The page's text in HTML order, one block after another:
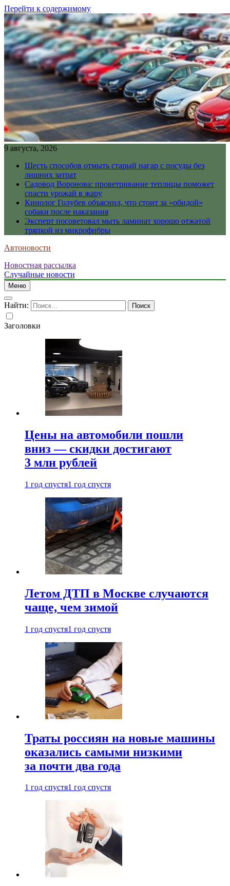
Перейти к содержимому
9 августа, 2026
Шесть способов отмыть старый нагар с посуды без
лишних затрат
Садовод Воронова: проветривание теплицы поможет
спасти урожай в жару
Кинолог Голубев объяснил, что стоит за «обидой»
собаки после наказания
Эксперт посоветовал мыть ламинат хорошо отжатой
тряпкой из микрофибры
Автоновости
Новостная рассылка
Случайные новости
Меню
Найти:
Заголовки
Цены на автомобили пошли
вниз — скидки достигают
3 млн рублей
1 год спустя1 год спустя
Летом ДТП в Москве случаются
чаще, чем зимой
1 год спустя1 год спустя
Траты россиян на новые машины
оказались самыми низкими
за почти два года
1 год спустя1 год спустя